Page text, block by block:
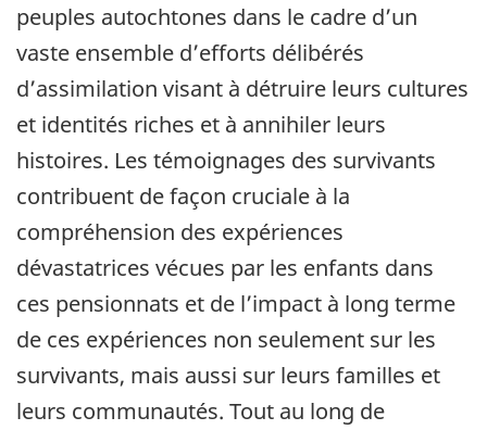
peuples autochtones dans le cadre d’un
vaste ensemble d’efforts délibérés
d’assimilation visant à détruire leurs cultures
et identités riches et à annihiler leurs
histoires. Les témoignages des survivants
contribuent de façon cruciale à la
compréhension des expériences
dévastatrices vécues par les enfants dans
ces pensionnats et de l’impact à long terme
de ces expériences non seulement sur les
survivants, mais aussi sur leurs familles et
leurs communautés. Tout au long de